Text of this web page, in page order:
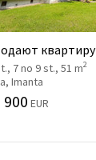
квартиру
7 no 9 st., 51 m2
Imanta
900 EUR